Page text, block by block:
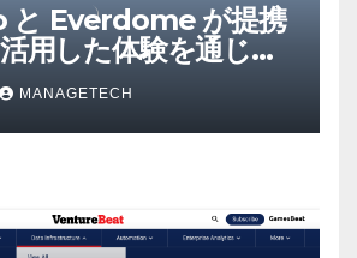
Everdome が提携
用した体験を通じて
のイノベーションを
CIO APAC
MANAGETECH